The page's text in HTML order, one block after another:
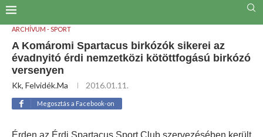
ARCHÍVUM - SPORT
A Komáromi Spartacus birkózók sikerei az
évadnyitó érdi nemzetközi kötöttfogású birkózó
versenyen
Kk, Felvidék.ma 2016.01.11.
Megosztás a Facebook-on
Érden az Érdi Spartacus Sport Club szervezésében került